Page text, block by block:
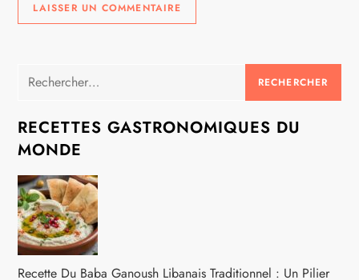
Rechercher :
RECETTES GASTRONOMIQUES DU
MONDE
Recette Du Baba Ganoush Libanais Traditionnel : Un Pilier